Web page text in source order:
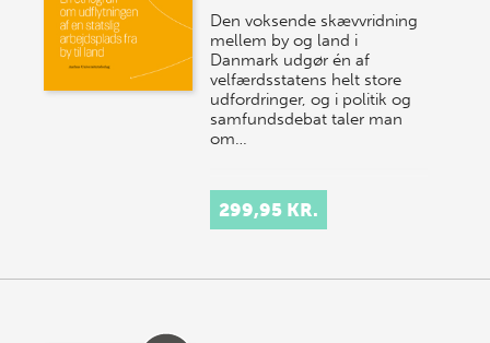
Den voksende skævvridning
mellem by og land i
Danmark udgør én af
velfærdsstatens helt store
udfordringer, og i politik og
samfundsdebat taler man
om…
299,95 KR.